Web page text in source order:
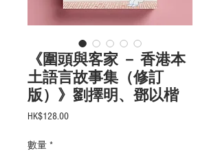
《圍頭與客家 － 香港本
土語言故事集（修訂
版）》劉擇明、鄧以楷
HK$128.00價
數量 *